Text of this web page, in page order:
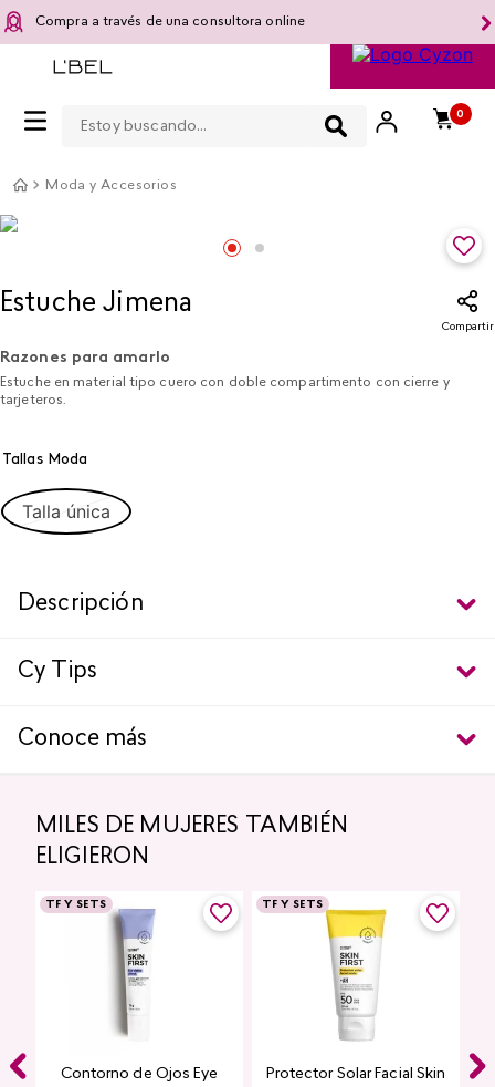
Compra a través de una consultora online
0
Moda y Accesorios
Estuche Jimena
Compartir
Razones para amarlo
Estuche en material tipo cuero con doble compartimento con cierre y
tarjeteros.
Tallas Moda
Talla única
Descripción
Cy Tips
Conoce más
MILES DE MUJERES TAMBIÉN
ELIGIERON
TF Y SETS
Contorno de Ojos Eye
TF Y SETS
Protector Solar Facial Skin